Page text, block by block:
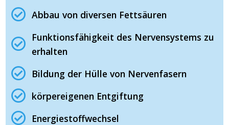
Abbau von diversen Fettsäuren
Funktionsfähigkeit des Nervensystems zu
erhalten
Bildung der Hülle von Nervenfasern
körpereigenen Entgiftung
Energiestoffwechsel